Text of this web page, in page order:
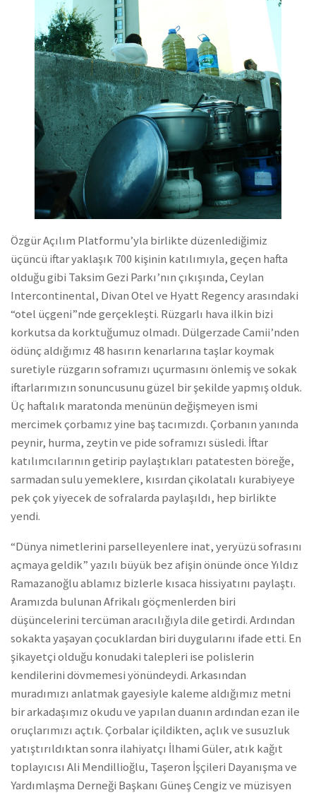
Özgür Açılım Platformu’yla birlikte düzenlediğimiz
üçüncü iftar yaklaşık 700 kişinin katılımıyla, geçen hafta
olduğu gibi Taksim Gezi Parkı’nın çıkışında, Ceylan
Intercontinental, Divan Otel ve Hyatt Regency arasındaki
“otel üçgeni”nde gerçekleşti. Rüzgarlı hava ilkin bizi
korkutsa da korktuğumuz olmadı. Dülgerzade Camii’nden
ödünç aldığımız 48 hasırın kenarlarına taşlar koymak
suretiyle rüzgarın soframızı uçurmasını önlemiş ve sokak
iftarlarımızın sonuncusunu güzel bir şekilde yapmış olduk.
Üç haftalık maratonda menünün değişmeyen ismi
mercimek çorbamız yine baş tacımızdı. Çorbanın yanında
peynir, hurma, zeytin ve pide soframızı süsledi. İftar
katılımcılarının getirip paylaştıkları patatesten böreğe,
sarmadan sulu yemeklere, kısırdan çikolatalı kurabiyeye
pek çok yiyecek de sofralarda paylaşıldı, hep birlikte
yendi.
“Dünya nimetlerini parselleyenlere inat, yeryüzü sofrasını
açmaya geldik” yazılı büyük bez afişin önünde önce Yıldız
Ramazanoğlu ablamız bizlerle kısaca hissiyatını paylaştı.
Aramızda bulunan Afrikalı göçmenlerden biri
düşüncelerini tercüman aracılığıyla dile getirdi. Ardından
sokakta yaşayan çocuklardan biri duygularını ifade etti. En
şikayetçi olduğu konudaki talepleri ise polislerin
kendilerini dövmemesi yönündeydi. Arkasından
muradımızı anlatmak gayesiyle kaleme aldığımız metni
bir arkadaşımız okudu ve yapılan duanın ardından ezan ile
oruçlarımızı açtık. Çorbalar içildikten, açlık ve susuzluk
yatıştırıldıktan sonra ilahiyatçı İlhami Güler, atık kağıt
toplayıcısı Ali Mendillioğlu, Taşeron İşçileri Dayanışma ve
Yardımlaşma Derneği Başkanı Güneş Cengiz ve müzisyen